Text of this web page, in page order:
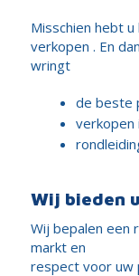
Misschien hebt
verkopen . En
wringt
de beste
verkopen
Wij bieden
Wij bepalen een
markt en
respect voor uw